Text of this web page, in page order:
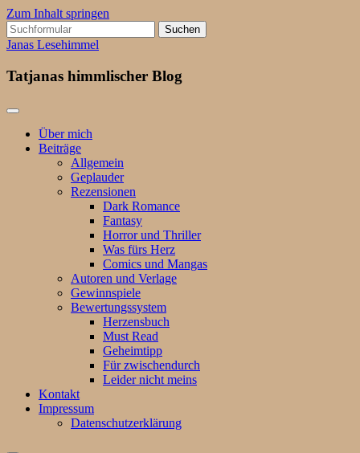
Zum Inhalt springen
Suchen
nach:
Janas Lesehimmel
Tatjanas himmlischer Blog
Über mich
Beiträge
Allgemein
Geplauder
Rezensionen
Dark Romance
Fantasy
Horror und Thriller
Was fürs Herz
Comics und Mangas
Autoren und Verlage
Gewinnspiele
Bewertungssystem
Herzensbuch
Must Read
Geheimtipp
Für zwischendurch
Leider nicht meins
Kontakt
Impressum
Datenschutzerklärung